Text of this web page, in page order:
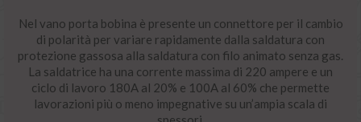
Nel vano porta bobina è presente un connettore per il cambio
di polarità per variare rapidamente dalla saldatura con
protezione gassosa alla saldatura con filo animato senza gas.
La saldatrice ha una corrente massima di 220 ampere e un
ciclo di lavoro 180A al 20% e 100A al 60% che permette
lavorazioni più o meno impegnative su un’ampia scala di